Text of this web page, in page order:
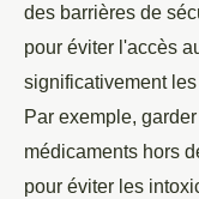
des barrières de
pour éviter l'accès
significativement
Par exemple,
médicaments hors
pour éviter les